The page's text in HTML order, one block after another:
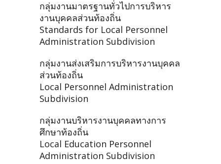
กลุ่มงานมาตรฐานทั่วไปการบริหาร
งานบุคคลส่วนท้องถิ่น
Standards for Local Personnel
Administration Subdivision
กลุ่มงานส่งเสริมการบริหารงานบุคคล
ส่วนท้องถิ่น
Local Personnel Administration
Subdivision
กลุ่มงานบริหารงานบุคคลทางการ
ศึกษาท้องถิ่น
Local Education Personnel
Administration Subdivision